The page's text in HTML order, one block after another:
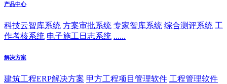
产品中心
科技云智库系统 方案审批系统 专家智库系统 综合测评系统 工
作考核系统 电子施工日志系统 ......
解决方案
建筑工程ERP解决方案 甲方工程项目管理软件 工程管理软件